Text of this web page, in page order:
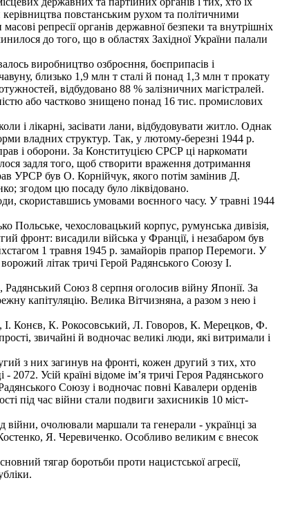
повстанським рухом та політичними
репресії органів державної безпеки та внутрішніх
до того, що в областях Західної України палали
виробництво озб­роєння, боєприпасів і
близько 1,9 млн т сталі й понад 1,3 млн т прокату
відбудовано 88 % залізничних магістралей.
або частково знищено понад 16 тис. промислових
і лікарні, засівати лани, відбудовувати житло. Однак
владних структур. Так, у лютому-березні 1944 р.
і оборо­ни. За Конституцією СРСР ці наркомати
задля того, щоб створити враження до­тримання
УРСР був О. Корнійчук, якого потім замінив Д.
згодом цю посаду було ліквідовано.
скориставшись умовами воєнного часу. У травні 1944
Польське, чехо­словацький корпус, румунська дивізія,
фронт: висадили війська у Франції, і незабаром був
1 травня 1945 р. замайорів прапор Перемоги. У
літак тричі Герой Радянського Союзу І.
Союз 8 серпня оголосив війну Японії. За
капітуляцію. Велика Вітчизняна, а разом з нею і
І. Конєв, К. Рокосовський, Л. Говоров, К. Мерецков, Ф.
звичайні й водночас великі люди, які витримали і
з них загинув на фронті, кожен другий з тих, хто
Усій країні відоме ім’я тричі Героя Радянсько­го
Союзу і водночас повні Кавалери орденів
під час війни стали подвиги захисників 10 міст-
війни, очолювали маршали та генерали - українці за
Я. Черевиченко. Особливо великим є внесок
тягар бо­ротьби проти нацистської агресії,